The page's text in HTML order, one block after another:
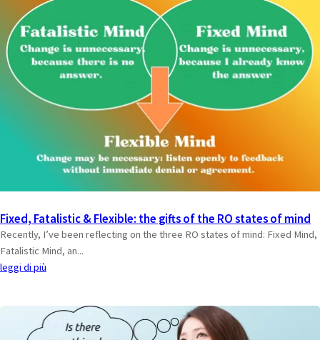
Fixed, Fatalistic & Flexible: the gifts of the RO states of mind
Recently, I’ve been reflecting on the three RO states of mind: Fixed Mind,
Fatalistic Mind, an...
leggi di più